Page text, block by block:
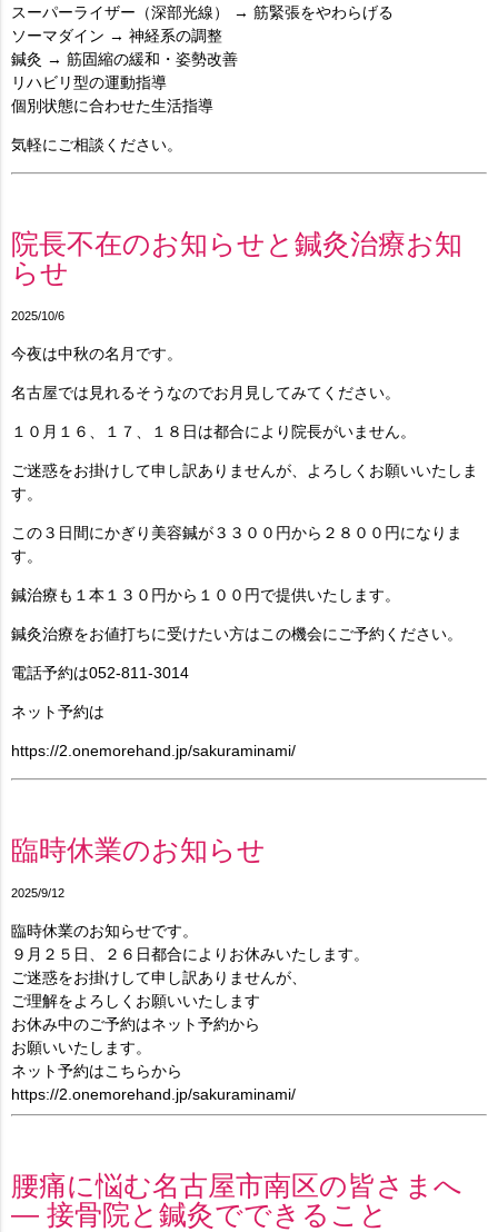
スーパーライザー（深部光線） → 筋緊張をやわらげる
ソーマダイン → 神経系の調整
鍼灸 → 筋固縮の緩和・姿勢改善
リハビリ型の運動指導
個別状態に合わせた生活指導
気軽にご相談ください。
院長不在のお知らせと鍼灸治療お知
らせ
2025/10/6
今夜は中秋の名月です。
名古屋では見れるそうなのでお月見してみてください。
１０月１６、１７、１８日は都合により院長がいません。
ご迷惑をお掛けして申し訳ありませんが、よろしくお願いいたしま
す。
この３日間にかぎり美容鍼が３３００円から２８００円になりま
す。
鍼治療も１本１３０円から１００円で提供いたします。
鍼灸治療をお値打ちに受けたい方はこの機会にご予約ください。
電話予約は052-811-3014
ネット予約は
https://2.onemorehand.jp/sakuraminami/
臨時休業のお知らせ
2025/9/12
臨時休業のお知らせです。
９月２５日、２６日都合によりお休みいたします。
ご迷惑をお掛けして申し訳ありませんが、
ご理解をよろしくお願いいたします
お休み中のご予約はネット予約から
お願いいたします。
ネット予約はこちらから
https://2.onemorehand.jp/sakuraminami/
腰痛に悩む名古屋市南区の皆さまへ
― 接骨院と鍼灸でできること